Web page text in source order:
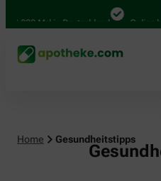
Mal in Deutschland Online bei
Home Gesundheitstipps